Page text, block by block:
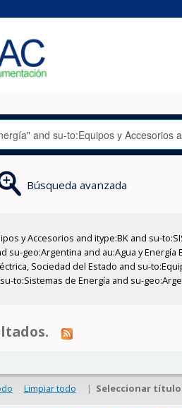
Búsqueda avanzada
y Accesorios and itype:BK and su-
geo:Argentina and au:Agua y Energía
Sociedad del Estado and su-
to:Sistemas de Energía and su-
Limpiar todo | Seleccionar